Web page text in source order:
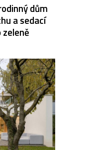
dům
a sedací
zeleně